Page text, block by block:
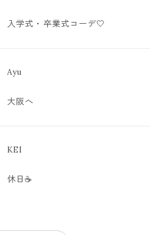
入学式・卒業式コーデ🤍
Ayu
大阪へ
KEI
休日☕️